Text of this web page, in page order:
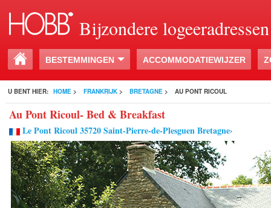
Bijzondere logeeradressen
BESTEMMINGEN ACCOMMODATIEWIJZER
U BENT HIER: HOME > FRANKRIJK > BRETAGNE > AU PONT RICOUL
Au Pont Ricoul- Bed & Breakfast
Le Pont Ricoul 35720 Saint-Pierre-de-Plesguen Bretagne›